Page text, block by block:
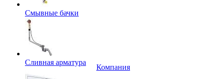
Смывные бачки
Сливная арматура
Компания